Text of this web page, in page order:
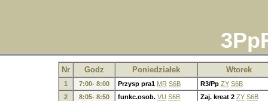
Nr Godz Poniedziałek Wtorek
1 7:00- 8:00 Przysp pra1 MR S6B R3/Pp ZY S6B
2
8:05- 8:50 funkc.osob. VU S6B Zaj. kreat 2 ZY S6B